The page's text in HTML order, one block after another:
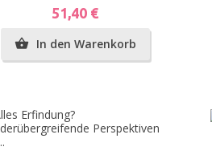
Preis
51,40 €
 In den Warenkorb